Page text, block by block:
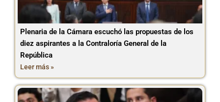
Plenaria de la Cámara escuchó las propuestas de los
diez aspirantes a la Contraloría General de la
República
Leer más »